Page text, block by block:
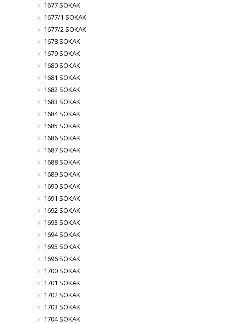
1677 SOKAK
1677/1 SOKAK
1677/2 SOKAK
1678 SOKAK
1679 SOKAK
1680 SOKAK
1681 SOKAK
1682 SOKAK
1683 SOKAK
1684 SOKAK
1685 SOKAK
1686 SOKAK
1687 SOKAK
1688 SOKAK
1689 SOKAK
1690 SOKAK
1691 SOKAK
1692 SOKAK
1693 SOKAK
1694 SOKAK
1695 SOKAK
1696 SOKAK
1700 SOKAK
1701 SOKAK
1702 SOKAK
1703 SOKAK
1704 SOKAK